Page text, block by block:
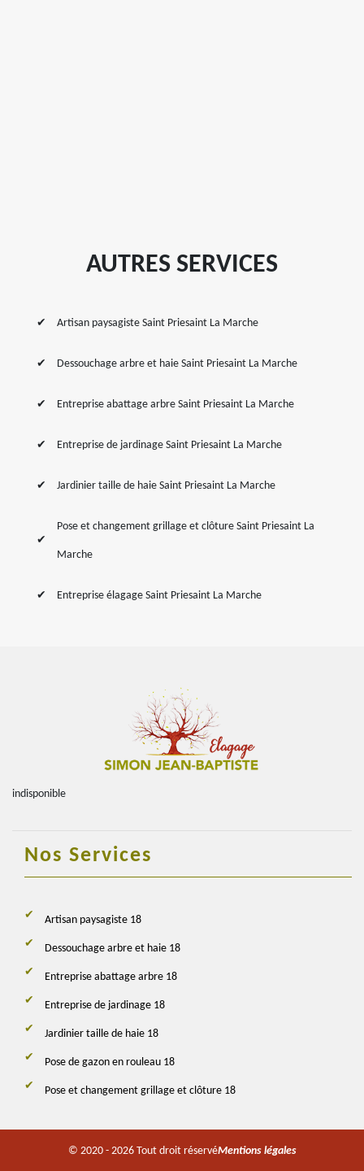
AUTRES SERVICES
Artisan paysagiste Saint Priesaint La Marche
Dessouchage arbre et haie Saint Priesaint La Marche
Entreprise abattage arbre Saint Priesaint La Marche
Entreprise de jardinage Saint Priesaint La Marche
Jardinier taille de haie Saint Priesaint La Marche
Pose et changement grillage et clôture Saint Priesaint La
Marche
Entreprise élagage Saint Priesaint La Marche
indisponible
Nos Services
Artisan paysagiste 18
Dessouchage arbre et haie 18
Entreprise abattage arbre 18
Entreprise de jardinage 18
Jardinier taille de haie 18
Pose de gazon en rouleau 18
Pose et changement grillage et clôture 18
© 2020 - 2026 Tout droit réservéMentions légales